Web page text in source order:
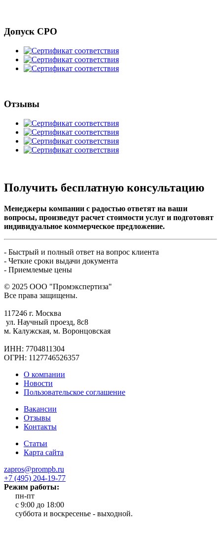
Допуск СРО
Отзывы
Получить бесплатную консультацию
Менеджеры компании с радостью ответят на ваши
вопросы, произведут расчет стоимости услуг и подготовят
индивидуальное коммерческое предложение.
- Быстрый и полный ответ на вопрос клиента
- Четкие сроки выдачи документа
- Приемлемые цены
© 2025 ООО "Промэкспертиза"
Все права защищены.
117246 г. Москва
ул. Научный проезд, 8с8
м. Калужская, м. Воронцовская
ИНН: 7704811304
ОГРН: 1127746526357
О компании
Новости
Пользовательское соглашение
Вакансии
Отзывы
Контакты
Статьи
Карта сайта
zapros@prompb.ru
+7 (495) 204-19-77
Режим работы:
пн-пт
с 9:00 до 18:00
cуббота и воскресенье - выходной.